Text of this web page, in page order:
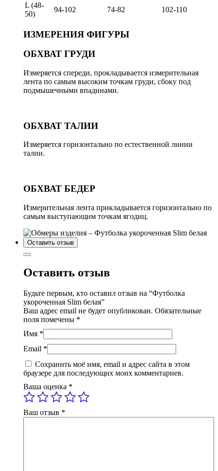
L (48-
50)
94-102 74-82 102-110
ИЗМЕРЕНИЯ ФИГУРЫ
ОБХВАТ ГРУДИ
Измеряется спереди, прокладывается измерительная
лента по самым высоким точкам груди, сбоку под
подмышечными впадинами.
ОБХВАТ ТАЛИИ
Измеряется горизонтально по естественной линии
талии.
ОБХВАТ БЕДЕР
Измерительная лента прикладывается горизонтально по
самым выступающим точкам ягодиц.
Оставить отзыв
Оставить отзыв
Будьте первым, кто оставил отзыв на “Футболка
укороченная Slim белая”
Ваш адрес email не будет опубликован. Обязательные
поля помечены *
Имя *
Email *
Сохранить моё имя, email и адрес сайта в этом
браузере для последующих моих комментариев.
Ваша оценка *
Ваш отзыв *